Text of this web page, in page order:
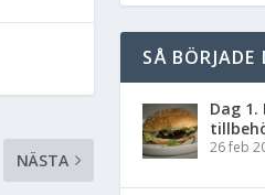
NÄSTA
SÅ BÖRJADE
Dag 1.
26 feb